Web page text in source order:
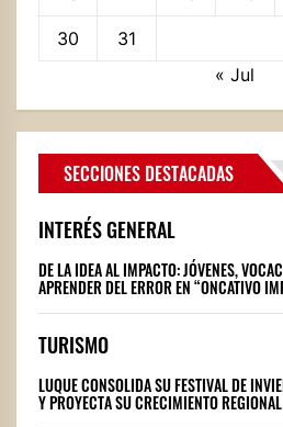
30
31
« Jul
SECCIONES DESTACADAS
INTERÉS GENERAL
DE LA IDEA AL IMPACTO: JÓVENES,
APRENDER DEL ERROR EN “ONCATIVO
TURISMO
LUQUE CONSOLIDA SU FESTIVAL DE
Y PROYECTA SU CRECIMIENTO REGIONAL